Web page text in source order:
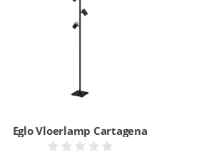
Eglo Vloerlamp Cartagena